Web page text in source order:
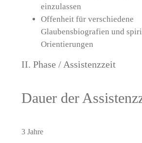
einzulassen
Offenheit für verschiedene
Glaubensbiografien und
Orientierungen
II. Phase / Assistenzzeit
Dauer der
3 Jahre